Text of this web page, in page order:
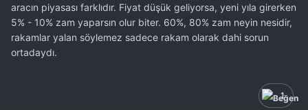
aracın piyasası farklıdır. Fiyat düşük geliyorsa, yeni yıla girerken
5% - 10% zam yaparsın olur biter. 60%, 80% zam neyin nesidir,
rakamlar yalan söylemez sadece rakam olarak dahi sorun
ortadaydı.
1